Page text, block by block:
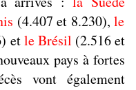
(4.407 et 8.230),le
etle Brésil (2.516 et
pays à fortes
vont également